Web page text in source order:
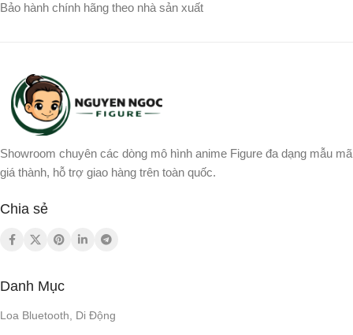
Bảo hành chính hãng theo nhà sản xuất
Showroom chuyên các dòng mô hình anime Figure đa dạng mẫu mã
giá thành, hỗ trợ giao hàng trên toàn quốc.
Chia sẻ
Danh Mục
Loa Bluetooth, Di Động